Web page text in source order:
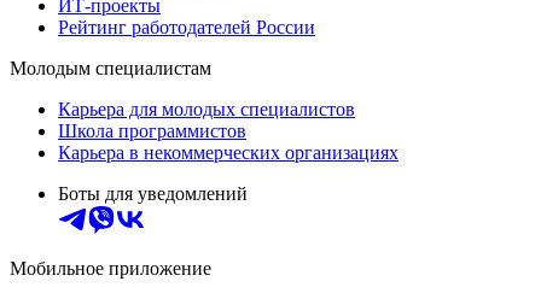
ИТ-проекты
Рейтинг работодателей России
Молодым специалистам
Карьера для молодых специалистов
Школа программистов
Карьера в некоммерческих организациях
Боты для уведомлений
Мобильное приложение